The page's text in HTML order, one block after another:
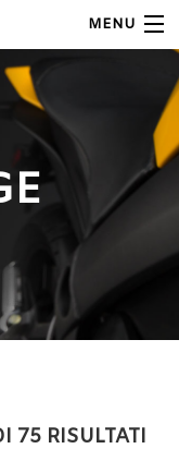
MENU
75 RISULTATI